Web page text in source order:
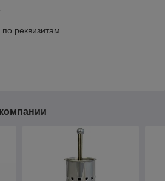
по реквизитам